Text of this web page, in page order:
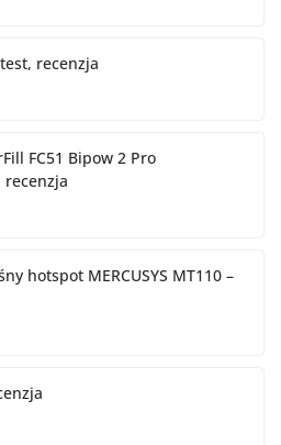
recenzja
FC51 Bipow 2 Pro
recenzja
hotspot MERCUSYS MT110 –